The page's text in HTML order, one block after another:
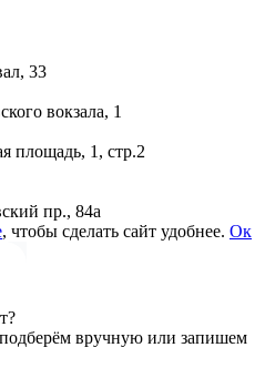
33
вокзала, 1
площадь, 1, стр.2
пр., 84а
, чтобы сделать сайт удобнее. Ок
вручную или запишем